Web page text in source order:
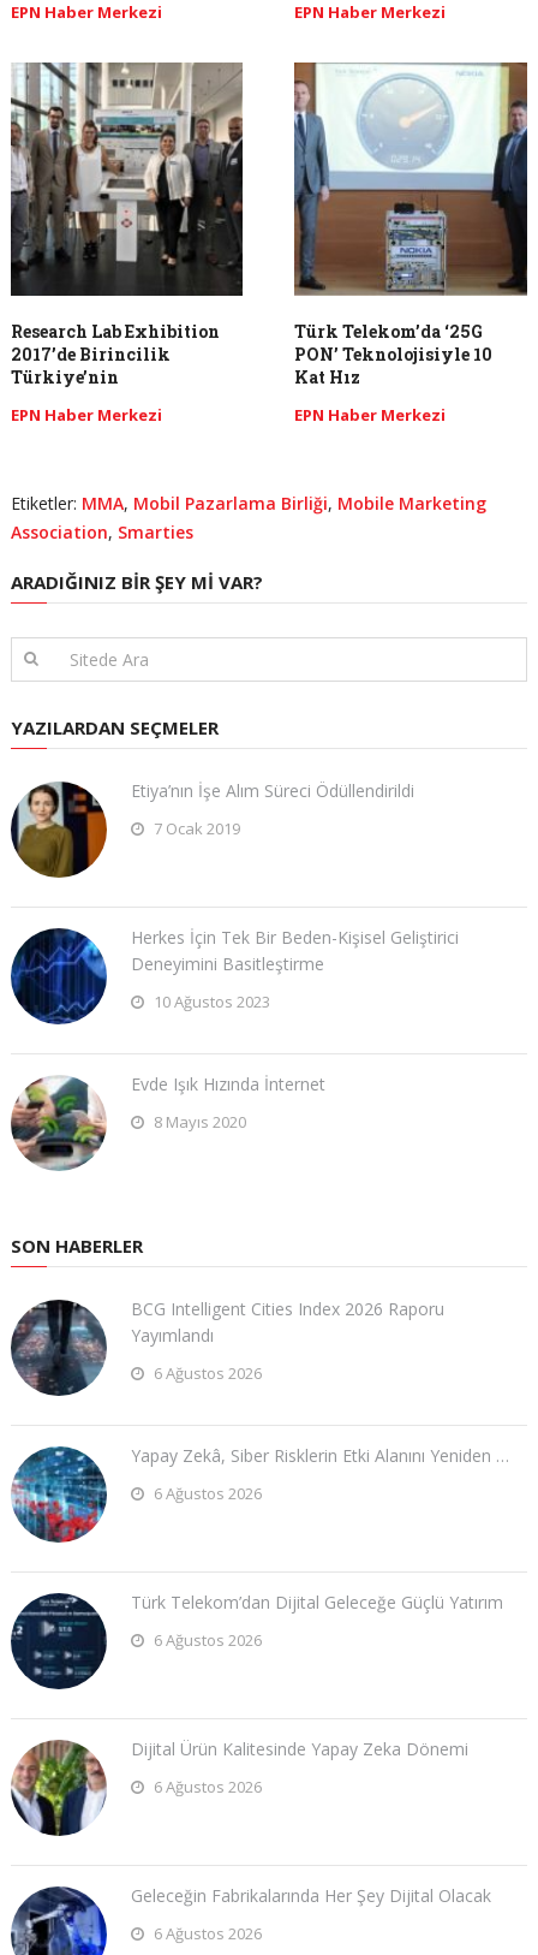
EPN Haber Merkezi EPN Haber Merkezi
Research Lab Exhibition
2017’de Birincilik
Türkiye’nin
EPN Haber Merkezi
Türk Telekom’da ‘25G
PON’ Teknolojisiyle 10
Kat Hız
EPN Haber Merkezi
Etiketler: MMA, Mobil Pazarlama Birliği, Mobile Marketing
Association, Smarties
ARADIĞINIZ BIR ŞEY MI VAR?
YAZILARDAN SEÇMELER
Etiya’nın İşe Alım Süreci Ödüllendirildi
7 Ocak 2019
Herkes İçin Tek Bir Beden-Kişisel Geliştirici
Deneyimini Basitleştirme
10 Ağustos 2023
Evde Işık Hızında İnternet
8 Mayıs 2020
SON HABERLER
BCG Intelligent Cities Index 2026 Raporu
Yayımlandı
6 Ağustos 2026
Yapay Zekâ, Siber Risklerin Etki Alanını Yeniden …
6 Ağustos 2026
Türk Telekom’dan Dijital Geleceğe Güçlü Yatırım
6 Ağustos 2026
Dijital Ürün Kalitesinde Yapay Zeka Dönemi
6 Ağustos 2026
Geleceğin Fabrikalarında Her Şey Dijital Olacak
6 Ağustos 2026